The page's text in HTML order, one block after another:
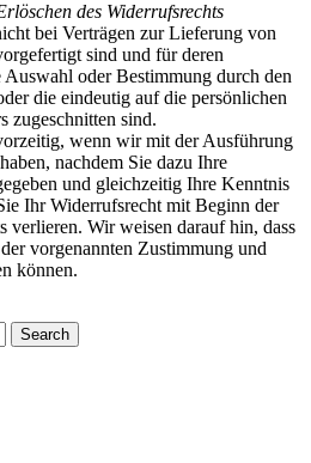
des Widerrufsrechts
bei Verträgen zur Lieferung von
sind und für deren
oder Bestimmung durch den
die eindeutig auf die persönlichen
zugeschnitten sind.
wenn wir mit der Ausführung
nachdem Sie dazu Ihre
und gleichzeitig Ihre Kenntnis
Ihr Widerrufsrecht mit Beginn der
verlieren. Wir weisen darauf hin, dass
vorgenannten Zustimmung und
können.
Search